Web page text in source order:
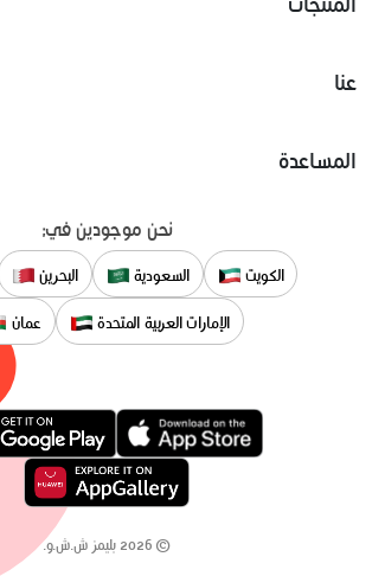
عنا
المساعدة
نحن موجودين في:
الكويت السعودية البحرين
الإمارات العربية المتحدة عمان
©
2026 بليمز ش.ش.و.